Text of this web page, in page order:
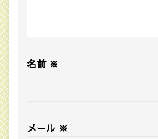
名前 ※
メール ※